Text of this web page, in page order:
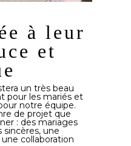
à leur
et
un très beau
pour les mariés et
notre équipe.
de projet que
: des mariages
une
collaboration